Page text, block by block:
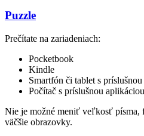
Puzzle
Prečítate na zariadeniach:
Pocketbook
Kindle
Smartfón či tablet s
Počítač s príslušnou aplikáciou
Nie je možné meniť veľkosť písma,
väčšie obrazovky.